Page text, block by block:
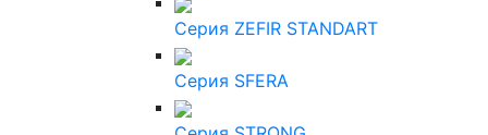
Серия ZEFIR STANDART
Серия SFERA